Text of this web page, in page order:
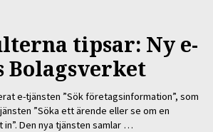
tipsar: Ny e-
Bolagsverket
e-tjänsten ”Sök företagsinformation”, som
”Söka ett ärende eller se om en
Den nya tjänsten samlar …